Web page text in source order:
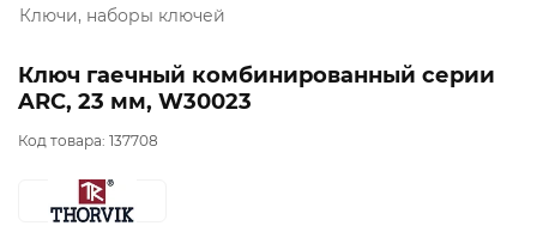
Ключи, наборы ключей
Ключ гаечный комбинированный серии
ARC, 23 мм, W30023
Код товара: 137708